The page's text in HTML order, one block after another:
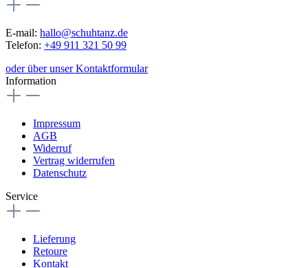
E-mail: hallo@schuhtanz.de
Telefon: +49 911 321 50 99
oder über unser Kontaktformular
Information
Impressum
AGB
Widerruf
Vertrag widerrufen
Datenschutz
Service
Lieferung
Retoure
Kontakt